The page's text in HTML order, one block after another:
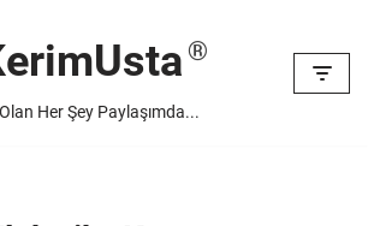
Her Şey Paylaşımda...